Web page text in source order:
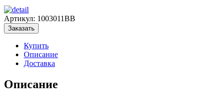
Артикул: 1003011BB
Заказать
Купить
Описание
Доставка
Описание